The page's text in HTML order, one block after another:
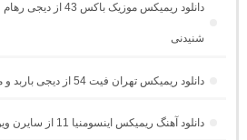
دانلود ریمیکس موزیک
شنیدنی
دانلود ریمیکس تهران فیت 54 از دیجی باربد و محمد موریانی
دانلود آهنگ ریمیکس اینسومنیا 11 از سایرن ویو